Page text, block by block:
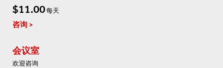
$11.00每天
咨询
会议室
欢迎咨询